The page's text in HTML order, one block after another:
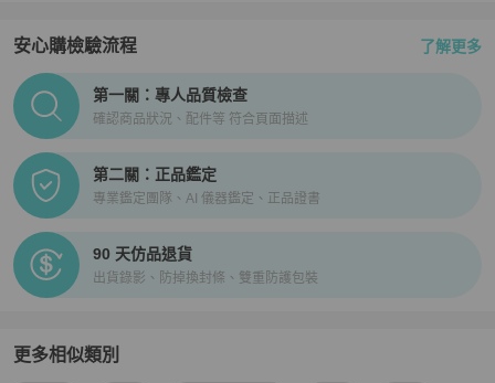
安心購檢驗流程 了解更多
PopChill拍拍圈正品驗證、安心購檢驗流程介紹
第一關：專人品質檢查
確認商品狀況、配件等 符合頁面描述
第二關：正品鑑定
專業鑑定團隊、AI 儀器鑑定、正品證書
90 天仿品退貨
出貨錄影、防掉換封條、雙重防護包裝
更多相似類別